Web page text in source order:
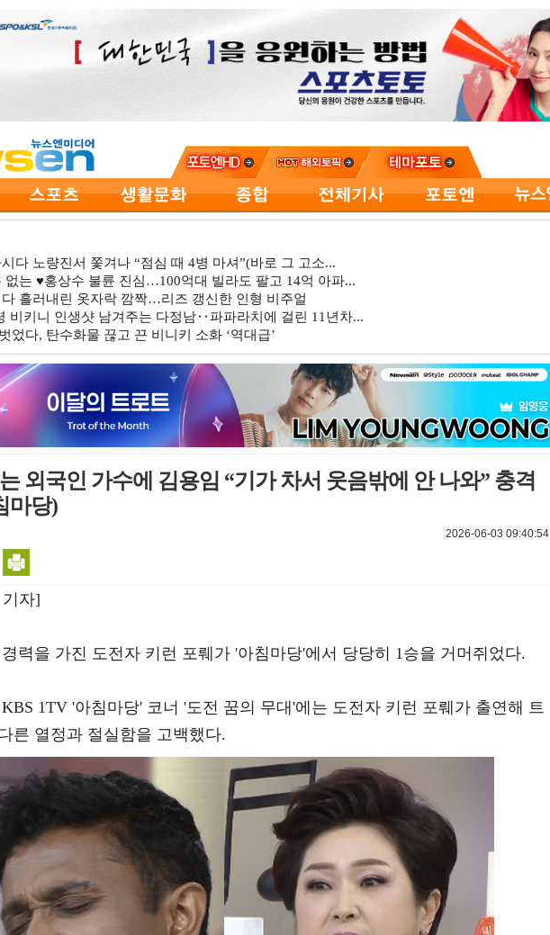
다 노량진서 쫓겨나 “점심 때 4병 마셔”(바로 그 고소...
없는 ♥홍상수 불륜 진심…100억대 빌라도 팔고 14억 아파...
흘러내린 옷자락 깜짝…리즈 갱신한 인형 비주얼
비키니 인생샷 남겨주는 다정남‥파파라치에 걸린 11년차...
었다, 탄수화물 끊고 끈 비니키 소화 ‘역대급’
외국인 가수에 김용임 “기가 차서 웃음밖에 안 나와” 충격
마당)
2026-06-03 09:40:54
자]
력을 가진 도전자 키런 포뤠가 '아침마당'에서 당당히 1승을 거머쥐었다.
1TV '아침마당' 코너 '도전 꿈의 무대'에는 도전자 키런 포뤠가 출연해 트
른 열정과 절실함을 고백했다.